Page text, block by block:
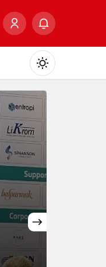
Mod
değiştir